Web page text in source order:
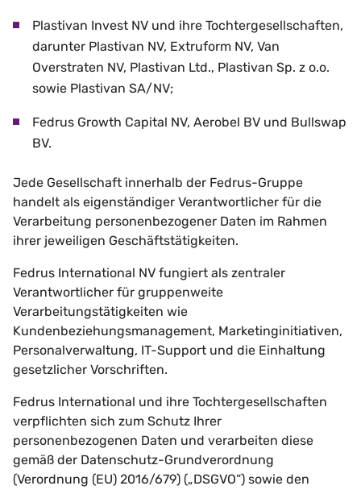
Plastivan Invest NV und ihre Tochtergesellschaften,
darunter Plastivan NV, Extruform NV, Van
Overstraten NV, Plastivan Ltd., Plastivan Sp. z o.o.
sowie Plastivan SA/NV;
Fedrus Growth Capital NV, Aerobel BV und Bullswap
BV.
Jede Gesellschaft innerhalb der Fedrus-Gruppe
handelt als eigenständiger Verantwortlicher für die
Verarbeitung personenbezogener Daten im Rahmen
ihrer jeweiligen Geschäftstätigkeiten.
Fedrus International NV fungiert als zentraler
Verantwortlicher für gruppenweite
Verarbeitungstätigkeiten wie
Kundenbeziehungsmanagement, Marketinginitiativen,
Personalverwaltung, IT-Support und die Einhaltung
gesetzlicher Vorschriften.
Fedrus International und ihre Tochtergesellschaften
verpflichten sich zum Schutz Ihrer
personenbezogenen Daten und verarbeiten diese
gemäß der Datenschutz-Grundverordnung
(Verordnung (EU) 2016/679) („DSGVO“) sowie den